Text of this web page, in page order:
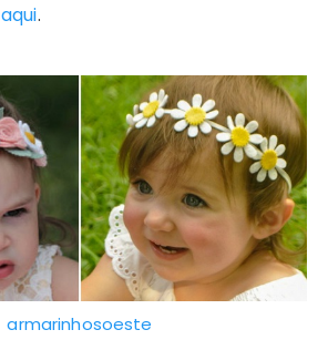
aqui.
armarinhosoeste